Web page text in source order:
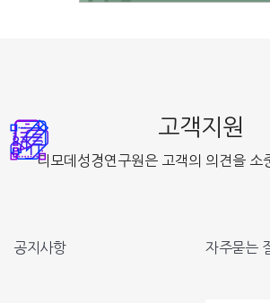
고객지원
디모데성경연구원은 고객의 의견을 소
공지사항 자주묻는